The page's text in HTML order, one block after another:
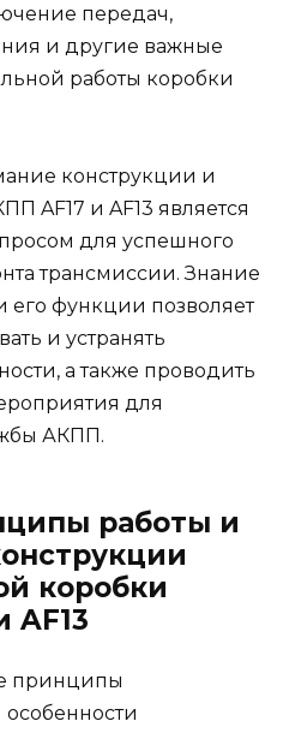
передач,
и другие важные
работы коробки
конструкции и
AF17 и AF13 является
для успешного
трансмиссии. Знание
его функции позволяет
и устранять
а также проводить
для
АКПП.
работы и
коробки
AF13
принципы